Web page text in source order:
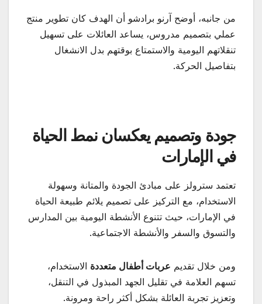
من جانبه، أوضح آرنو برادشو أن الهدف كان تطوير منتج
عملي بتصميم مدروس، يساعد العائلات على تسهيل
تنقلاتهم اليومية والاستمتاع بوقتهم بدل الانشغال
بتفاصيل الحركة.
جودة وتصميم يعكسان نمط الحياة
في الإمارات
تعتمد سترولز على مبادئ الجودة والمتانة وسهولة
الاستخدام، مع التركيز على تصميم يلائم طبيعة الحياة
في الإمارات، حيث تتنوع الأنشطة اليومية بين المدارس
والتسوق والسفر والأنشطة الاجتماعية.
ومن خلال تقديم عربات أطفال متعددة الاستخدام،
تسهم العلامة في تقليل الجهد المبذول في التنقل،
وتعزيز تجربة العائلة بشكل أكثر راحة ومرونة.